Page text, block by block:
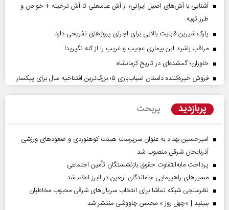
آشنایی با آش‌های اصیل ایرانی؛ از آش عباسعلی تا آش ترخینه + خواص و
طرز تهیه
پارک شیرین قابلیت‌ بالایی برای اجرای پروژهای تفریحی دارد
مراقب باشید این بیماری عجیب و غریب را از کنه نگیرید!
خاوران؛ گمشده‌ای در تاریخ کرمانشاه
فروش خیره‌کننده داستان اسباب‌بازی ۵؛ بزرگ‌ترین افتتاحیه سال برای پیکسار
پربازدید پربحث
امیرحسین بهداد به عنوان سرپرست هیئت کوهنوردی و صعودهای ورزشی
آذربایجان شرقی منصوب شد
پرداخت مابه‌التفاوت حقوق بازنشستگان تأمین اجتماعی
مسیر‌های راهپیمایی جاماندگان اربعین در البرز اعلام شد
نظرسنجی شبکه تماشا برای انتخاب سریال‌های شرقی محبوب مخاطبان
ببینید | «چهل روز » محسن چاووشی منتشر شد